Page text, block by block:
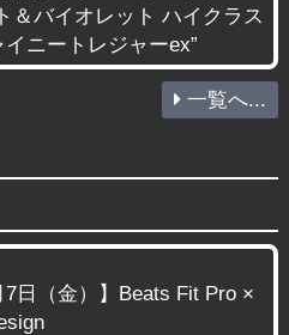
＆バイオレット ハイクラス
イニートレジャーex”
一覧へ...
7日（金）】Beats Fit Pro ×